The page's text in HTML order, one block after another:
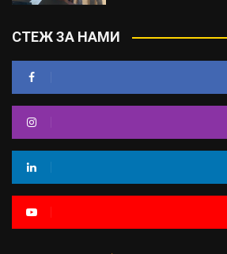
СТЕЖ ЗА НАМИ